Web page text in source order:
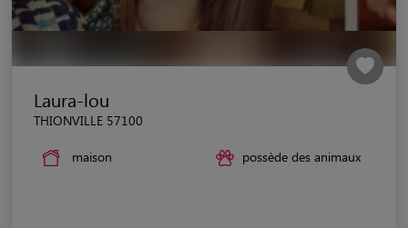
Laura-lou
THIONVILLE 57100
maison possède des animaux